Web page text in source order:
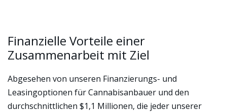
Finanzielle Vorteile einer
Zusammenarbeit mit Ziel
Abgesehen von unseren Finanzierungs- und
Leasingoptionen für Cannabisanbauer und den
durchschnittlichen $1,1 Millionen, die jeder unserer